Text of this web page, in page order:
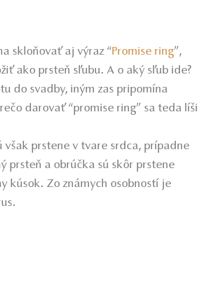
skloňovať aj výraz “Promise ring”,
ako prsteň sľubu. A o aký sľub ide?
do svadby, iným zas pripomína
darovať “promise ring” sa teda líši
prstene v tvare srdca, prípadne
prsteň a obrúčka sú skôr prstene
kúsok. Zo známych osobností je